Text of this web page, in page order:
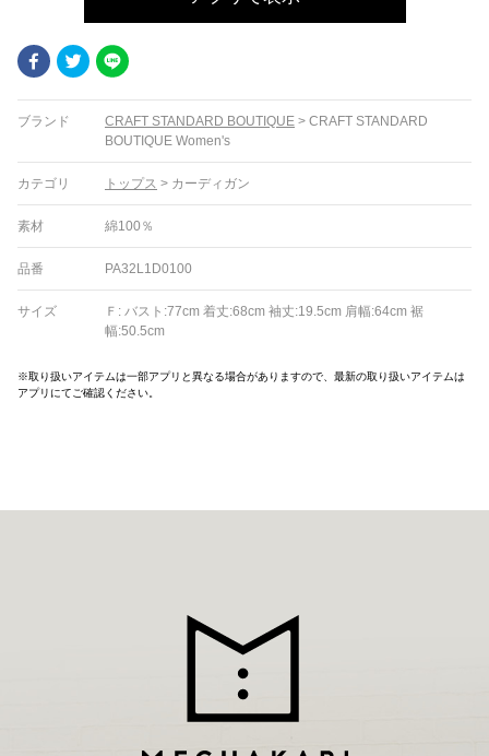
FacebookTwitter
ブランド CRAFT STANDARD BOUTIQUE > CRAFT STANDARD
BOUTIQUE Women's
カテゴリ トップス > カーディガン
素材 綿100％
品番 PA32L1D0100
サイズ
Ｆ: バスト:77cm 着丈:68cm 袖丈:19.5cm 肩幅:64cm 裾
幅:50.5cm
※取り扱いアイテムは一部アプリと異なる場合がありますので、最新の取り扱いアイテムは
アプリにてご確認ください。